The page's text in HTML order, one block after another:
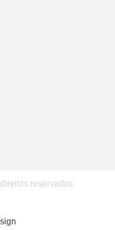
reservados.